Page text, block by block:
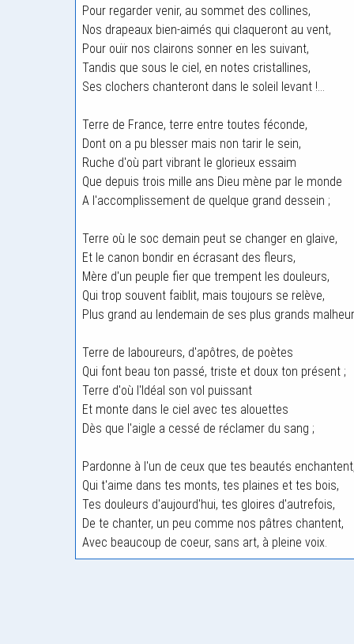
Pour regarder venir, au sommet des collines,
Nos drapeaux bien-aimés qui claqueront au vent,
Pour ouïr nos clairons sonner en les suivant,
Tandis que sous le ciel, en notes cristallines,
Ses clochers chanteront dans le soleil levant !...
Terre de France, terre entre toutes féconde,
Dont on a pu blesser mais non tarir le sein,
Ruche d'où part vibrant le glorieux essaim
Que depuis trois mille ans Dieu mène par le monde
A l'accomplissement de quelque grand dessein ;
Terre où le soc demain peut se changer en glaive,
Et le canon bondir en écrasant des fleurs,
Mère d'un peuple fier que trempent les douleurs,
Qui trop souvent faiblit, mais toujours se relève,
Plus grand au lendemain de ses plus grands
Terre de laboureurs, d'apôtres, de poètes
Qui font beau ton passé, triste et doux ton présent ;
Terre d'où l'Idéal son vol puissant
Et monte dans le ciel avec tes alouettes
Dès que l'aigle a cessé de réclamer du sang ;
Pardonne à l'un de ceux que tes beautés enchantent,
Qui t'aime dans tes monts, tes plaines et tes bois,
Tes douleurs d'aujourd'hui, tes gloires d'autrefois,
De te chanter, un peu comme nos pâtres chantent,
Avec beaucoup de coeur, sans art, à pleine voix.